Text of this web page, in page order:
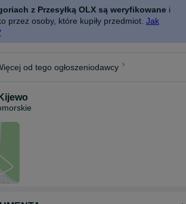
cm
cm
42 cm
wiązane o długości 41 cm
cm
44 cm
wiązane o długości 43 cm
z Przesyłką OLX są weryfikowane i
przez osoby, które kupiły przedmiot. Jak
od tego ogłoszeniodawcy
Kijewo